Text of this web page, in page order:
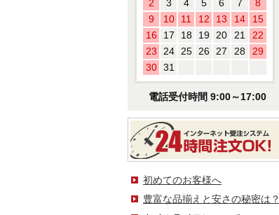
2
3 4 5 6 7
8
9
10 11 12 13 14
15
16
17 18 19 20 21
22
23
24 25 26 27 28
29
30 31
電話受付時間 9:00～17:00
初めてのお客様へ
豊富な品揃えと安さの秘密は？